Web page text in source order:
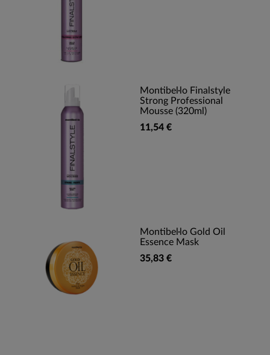
Montibel·lo Finalstyle
Strong Professional
Mousse (320ml)
11,54 €
Montibel·lo Gold Oil
Essence Mask
35,83 €